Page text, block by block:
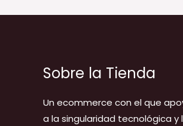
Sobre la Tienda
Un ecommerce con el que
a la singularidad tecnológica y